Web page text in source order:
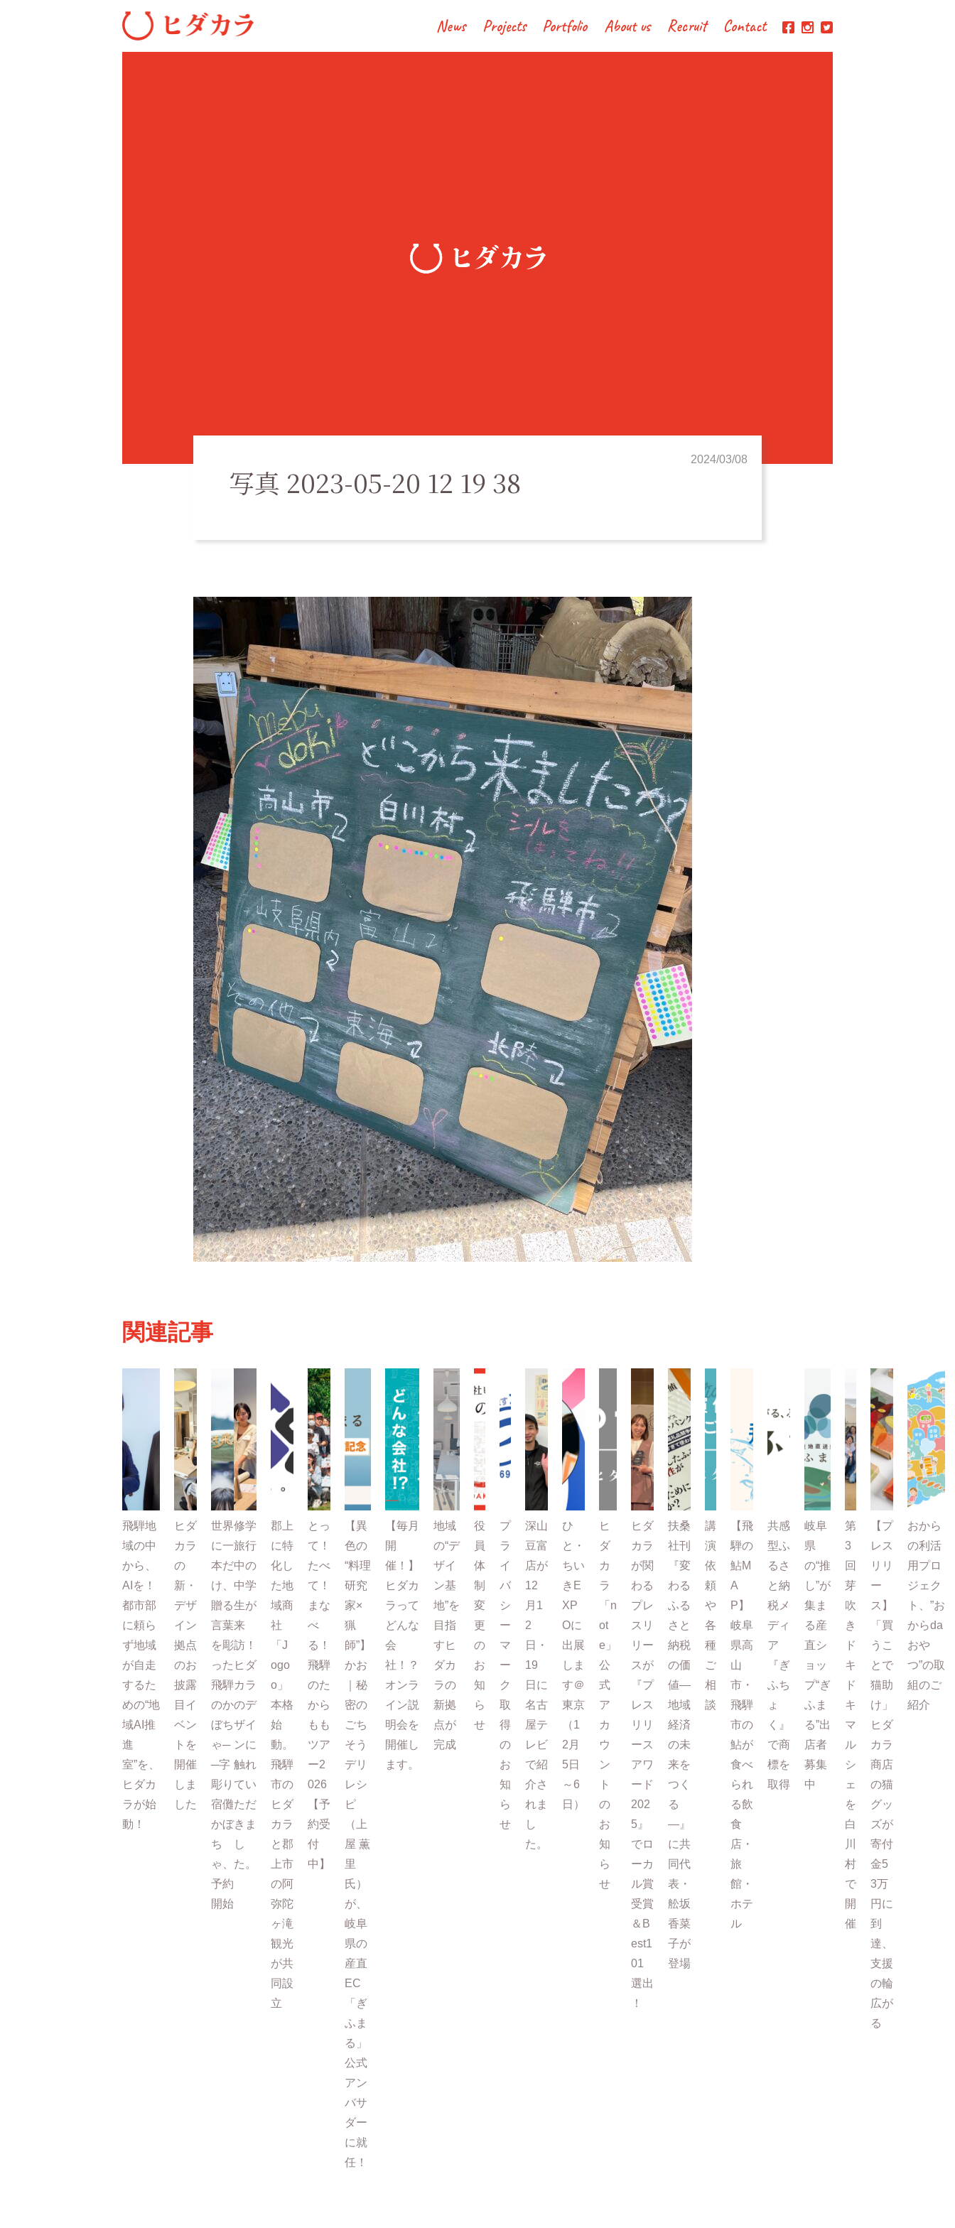
News Projects Portfolio About us Recruit Contact
2024/03/08
写真 2023-05-20 12 19 38
関連記事
飛騨地
域の中
から、
AIを！
都市部
に頼ら
ず地域
が自走
するた
めの“地
域AI推
進
室”を、
ヒダカ
ラが始
動！
ヒダ
カラ
の
新・
デザ
イン
拠点
のお
披露
目イ
ベン
トを
開催
しま
した
世界
に一
本だ
け、
贈る
言葉
を彫
った
飛騨
のか
ぼち
ゃ─
─字
彫り
宿儺
かぼ
ち
ゃ、
予約
開始
修学
旅行
中の
中学
生が
来
訪！
ヒダ
カラ
のデ
ザイ
ンに
触れ
てい
ただ
きま
し
た。
郡上
に特
化し
た地
域商
社
「J
ogo
o」
本格
始
動。
飛騨
市の
ヒダ
カラ
と郡
上市
の阿
弥陀
ヶ滝
観光
が共
同設
立
とっ
て！
たべ
て！
まな
べ
る！
飛騨
のた
から
もも
ツア
ー2
026
【予
約受
付
中】
【異
色の
“料理
研究
家×
猟
師”】
かお
｜秘
密の
ごち
そう
デリ
レシ
ピ
（上
屋 薫
里
氏）
が、
岐阜
県の
産直
EC
「ぎ
ふま
る」
公式
アン
バサ
ダー
に就
任！
【毎月
開
催！】
ヒダカ
ラって
どんな
会
社！？
オンラ
イン説
明会を
開催し
ます。
地域
の“デ
ザイ
ン基
地”を
目指
すヒ
ダカ
ラの
新拠
点が
完成
役
員
体
制
変
更
の
お
知
ら
せ
プ
ラ
イ
バ
シ
ー
マ
ー
ク
取
得
の
お
知
ら
せ
深山
豆富
店が
12
月1
2
日・
19
日に
名古
屋テ
レビ
で紹
介さ
れま
し
た。
ひ
と・
ちい
きE
XP
Oに
出展
しま
す＠
東京
（1
2月
5日
～6
日）
ヒ
ダ
カ
ラ
「n
ot
e」
公
式
ア
カ
ウ
ン
ト
の
お
知
ら
せ
ヒダ
カラ
が関
わる
プレ
スリ
リー
スが
『プ
レス
リリ
ース
アワ
ード
202
5』
でロ
ーカ
ル賞
受賞
＆B
est1
01
選出
！
扶桑
社刊
『変
わる
ふる
さと
納税
の価
値―
地域
経済
の未
来を
つく
る
―』
に共
同代
表・
舩坂
香菜
子が
登場
講
演
依
頼
や
各
種
ご
相
談
【飛
騨の
鮎M
A
P】
岐阜
県高
山
市・
飛騨
市の
鮎が
食べ
られ
る飲
食
店・
旅
館・
ホテ
ル
共感
型ふ
るさ
と納
税メ
ディ
ア
『ぎ
ふち
ょ
く』
で商
標を
取得
岐阜
県
の“推
し”が
集ま
る産
直シ
ョッ
プ“ぎ
ふま
る”出
店者
募集
中
第
3
回
芽
吹
き
ド
キ
ド
キ
マ
ル
シ
ェ
を
白
川
村
で
開
催
【プ
レス
リリ
ー
ス】
「買
うこ
とで
猫助
け」
ヒダ
カラ
商店
の猫
グッ
ズが
寄付
金5
3万
円に
到
達、
支援
の輪
広が
る
おから
の利活
用プロ
ジェク
ト、”お
からda
おや
つ”の取
組のご
紹介